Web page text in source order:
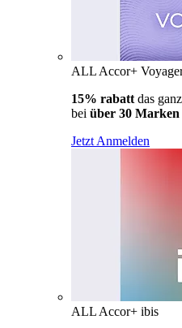
ALL Accor+
15% rabatt das
bei über 30 Marken
Jetzt Anmelden
ALL Accor+ ibis